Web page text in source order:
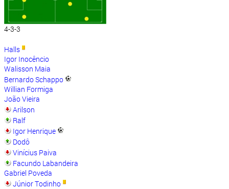
4-3-3
Halls
Igor Inocêncio
Walisson Maia
Bernardo Schappo
Willian Formiga
João Vieira
Arilson
Ralf
Igor Henrique
Dodô
Vinícius Paiva
Facundo Labandeira
Gabriel Poveda
Júnior Todinho